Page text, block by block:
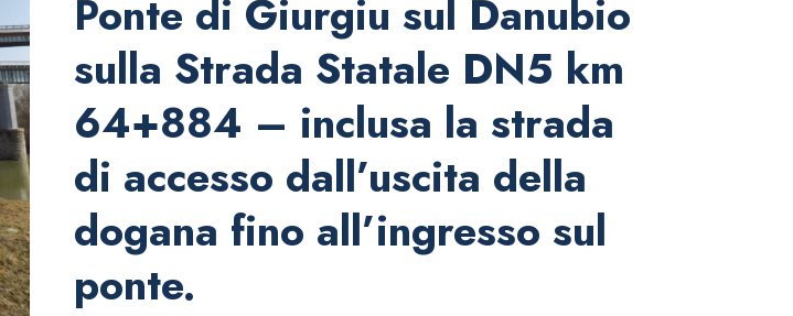
Ponte di Giurgiu sul Danubio
sulla Strada Statale DN5 km
64+884 – inclusa la strada
di accesso dall’uscita della
dogana fino all’ingresso sul
ponte.